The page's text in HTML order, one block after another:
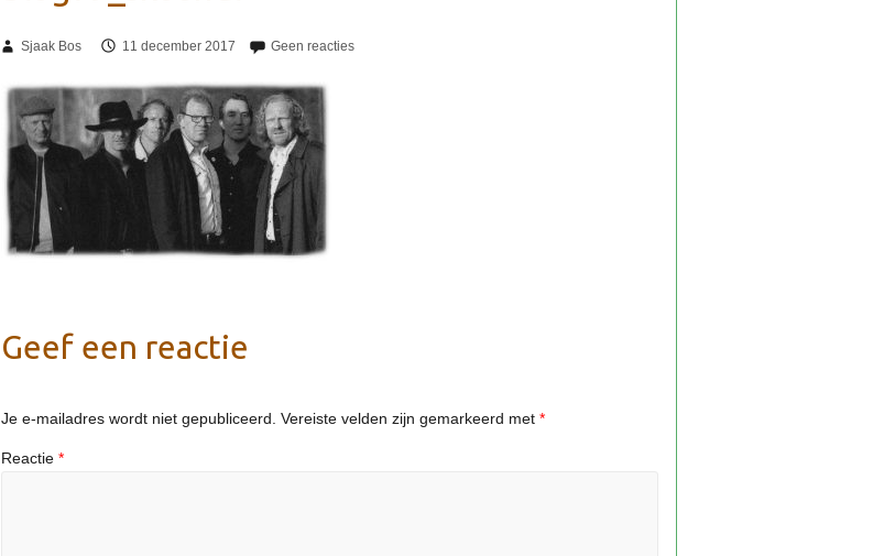
Sjaak Bos 11 december 2017
Geef een reactie
Je e-mailadres wordt niet gepubliceerd. Vereiste velden zijn gemarkeerd met *
Reactie *